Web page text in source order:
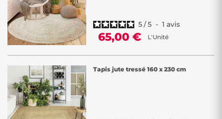
5/5 - 1 avis
65,00 € L'Unité
Tapis jute tressé 160 x 230 cm